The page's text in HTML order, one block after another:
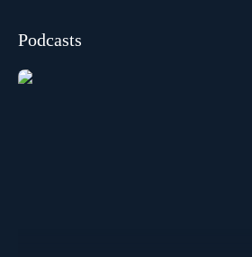
Podcasts